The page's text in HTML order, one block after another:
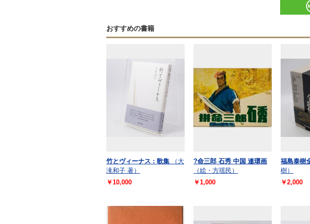
おすすめの書籍
竹とヴィーナス : 歌集
（大
滝和子 著）
￥10,000
?命三郎 石秀 中国 連環画
（絵・方瑶民）
￥1,000
福島泰樹
樹）
￥2,000